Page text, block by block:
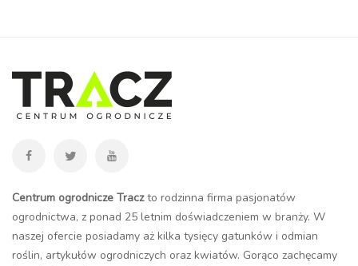
Centrum ogrodnicze Traczto rodzinna firma pasjonatów
ogrodnictwa, z ponad 25 letnim doświadczeniem w branży. W
naszej ofercie posiadamy aż kilka tysięcy gatunków i odmian
roślin, artykułów ogrodniczych oraz kwiatów. Gorąco zachęcamy